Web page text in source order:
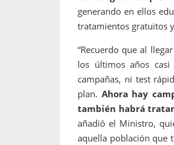
generando en ellos
tratamientos gratuitos
“Recuerdo que al
los últimos años
campañas, ni test
plan. Ahora hay
también habrá
añadió el Ministro,
aquella población que